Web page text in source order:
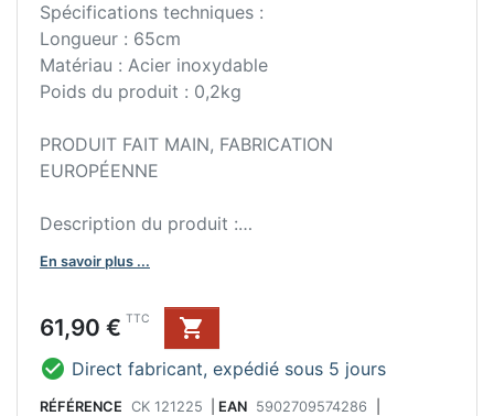
Spécifications techniques :
Longueur : 65cm
Matériau : Acier inoxydable
Poids du produit : 0,2kg
PRODUIT FAIT MAIN, FABRICATION
EUROPÉENNE
Description du produit :
Cette brochette pour kebabs est fabriquée en
acier inoxydable. Sa conception spéciale en
forme de T permet une rotation de 120 degrés
des brochettes, permettant une cuisson uniforme
des ingrédients sur tous les côtés. La brochette
est idéale pour griller de la viande, des légumes
ou des fruits de mer. Sa construction durable en
En savoir plus ...
Prix
61,90 € TTC

 Direct fabricant, expédié sous 5 jours
RÉFÉRENCE CK 121225 EAN 5902709574286